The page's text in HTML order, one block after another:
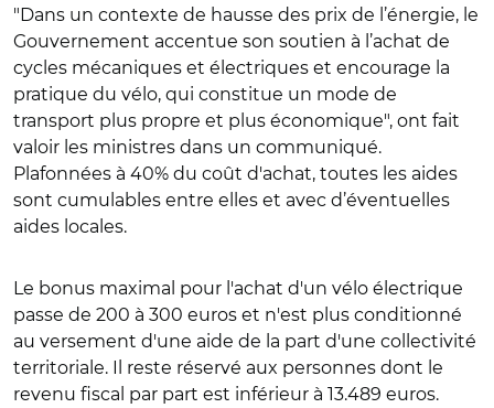
"Dans un contexte de hausse des prix de l’énergie, le
Gouvernement accentue son soutien à l’achat de
cycles mécaniques et électriques et encourage la
pratique du vélo, qui constitue un mode de
transport plus propre et plus économique", ont fait
valoir les ministres dans un communiqué.
Plafonnées à 40% du coût d'achat, toutes les aides
sont cumulables entre elles et avec d’éventuelles
aides locales.
Le bonus maximal pour l'achat d'un vélo électrique
passe de 200 à 300 euros et n'est plus conditionné
au versement d'une aide de la part d'une collectivité
territoriale. Il reste réservé aux personnes dont le
revenu fiscal par part est inférieur à 13.489 euros.